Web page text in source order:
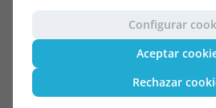
Configurar
Aceptar
Rechazar